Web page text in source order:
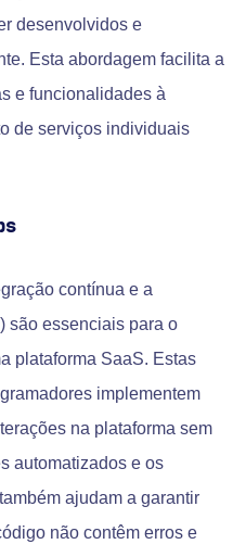
desenvolvidos e
Esta abordagem facilita a
e funcionalidades à
de serviços individuais
contínua e a
são essenciais para o
plataforma SaaS. Estas
implementem
na plataforma sem
automatizados e os
ajudam a garantir
não contêm erros e